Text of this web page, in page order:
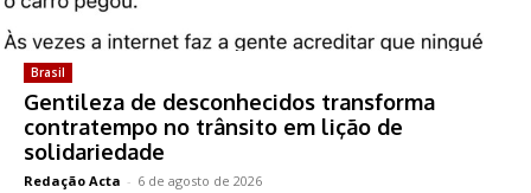
Brasil
Gentileza de desconhecidos transforma
contratempo no trânsito em lição de
solidariedade
Redação Acta - 6 de agosto de 2026